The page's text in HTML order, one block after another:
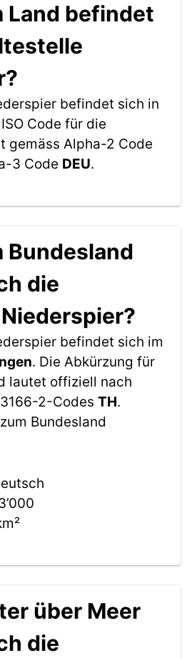
Land befindet
befindet sich in
Code für die
gemäss Alpha-2 Code
3 Code DEU.
Bundesland
die
befindet sich im
. Die Abkürzung für
lautet offiziell nach
2-Codes TH.
Bundesland
über Meer
die